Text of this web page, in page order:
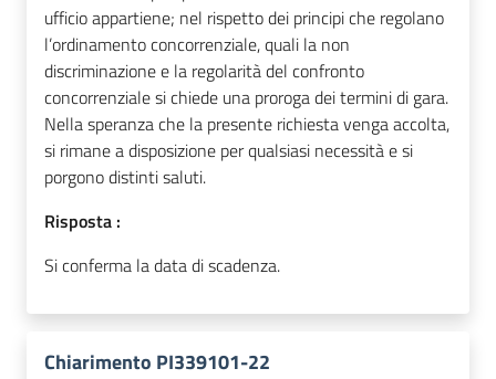
ufficio appartiene; nel rispetto dei principi che regolano
l’ordinamento concorrenziale, quali la non
discriminazione e la regolarità del confronto
concorrenziale si chiede una proroga dei termini di gara.
Nella speranza che la presente richiesta venga accolta,
si rimane a disposizione per qualsiasi necessità e si
porgono distinti saluti.
Risposta :
Si conferma la data di scadenza.
Chiarimento PI339101-22